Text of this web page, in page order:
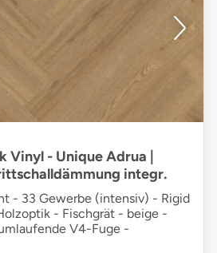
Vinyl - Unique Adrua |
integr.
- 33 Gewerbe (intensiv) - Rigid
- Fischgrät - beige -
V4-Fuge -